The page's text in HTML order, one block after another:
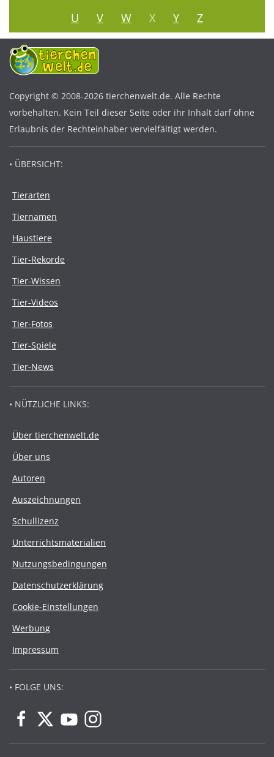
U
V W X Y Z
Copyright © 2008-2026 tierchenwelt.de. Alle Rechte
vorbehalten. Kein Teil dieser Seite oder ihr Inhalt darf ohne
Erlaubnis der Rechteinhaber vervielfältigt werden.
• ÜBERSICHT:
Tierarten
Tiernamen
Haustiere
Tier-Rekorde
Tier-Wissen
Tier-Videos
Tier-Fotos
Tier-Spiele
Tier-News
• NÜTZLICHE LINKS:
Über tierchenwelt.de
Über uns
Autoren
Auszeichnungen
Schullizenz
Unterrichtsmaterialien
Nutzungsbedingungen
Datenschutzerklärung
Cookie-Einstellungen
Werbung
Impressum
• FOLGE UNS: